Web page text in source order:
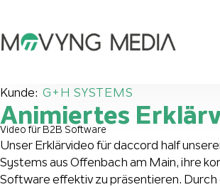
Kunde: G+H SYSTEMS
Animiertes
Video für B2B Software
Unser Erklärvideo für daccord half
Systems aus Offenbach am Main, ihre
Software effektiv zu präsentieren. Durch